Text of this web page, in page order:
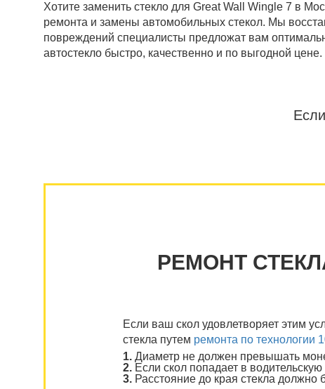
Хотите заменить стекло для Great Wall Wingle 7 в
ремонта и замены автомобильных стекол. Мы
повреждений специалисты предложат вам
автостекло быстро, качественно и по выгодной цене.
РЕМОНТ
Если ваш скол удовлетворяет этим
стекла путем ремонта по технологии
1. Диаметр не должен превышать
2. Если скол попадает в
3. Расстояние до края стекла должно